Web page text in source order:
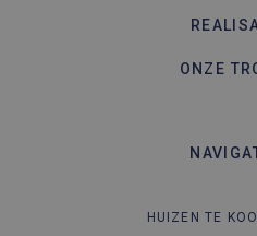
ONZE
HUIZEN TE